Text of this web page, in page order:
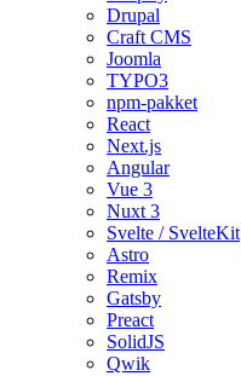
Drupal
Craft CMS
Joomla
TYPO3
npm-pakket
React
Next.js
Angular
Vue 3
Nuxt 3
Svelte / SvelteKit
Astro
Remix
Gatsby
Preact
SolidJS
Qwik